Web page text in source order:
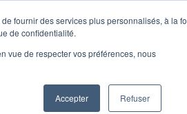
fournir des services plus personnalisés, à la
de confidentialité.
vue de respecter vos préférences, nous
Accepter Refuser
Se connecter Je
Entreprises